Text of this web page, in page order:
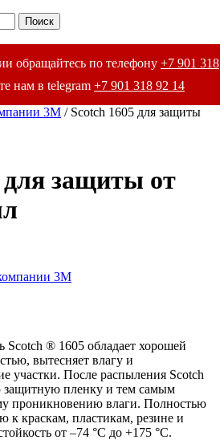
Поиск
обращайтесь по телефону +7 901 318
нам в telegram +7 901 318 92 14
3М / Scotch 1605 для защиты
для защиты от
3М
Scotch ® 1605 обладает хорошей
вытесняет влагу и
участки. После распыления Scotch
защитную пленку и тем самым
проникновению влаги. Полностью
к краскам, пластикам, резине и
от –74 °C до +175 °C.